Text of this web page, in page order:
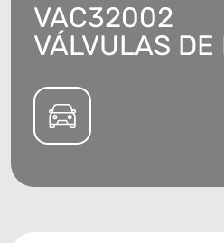
VAC32002
VÁLVULAS DE